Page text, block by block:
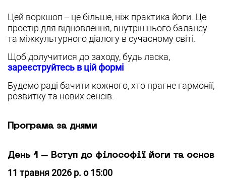
Цей воркшоп – це більше, ніж практика йоги. Це
простір для відновлення, внутрішнього балансу
та міжкультурного діалогу в сучасному світі.
Щоб долучитися до заходу, будь ласка,
зареєструйтесь в цій формі
Будемо раді бачити кожного, хто прагне гармонії,
розвитку та нових сенсів.
Програма за днями
День 1 – Вступ до філософії йоги та основ
11 травня 2026 р. о 15:00